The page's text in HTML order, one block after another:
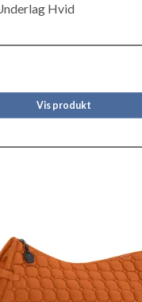
Hvid
Vis produkt